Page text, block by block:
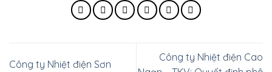
Công ty Nhiệt điện Sơn
Công ty Nhiệt điện Cao